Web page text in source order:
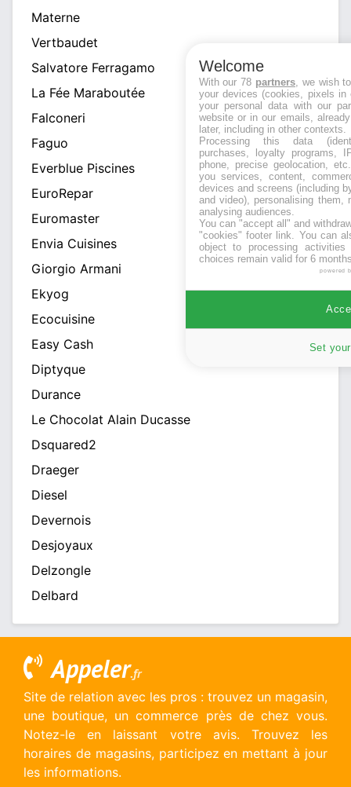
Materne
Vertbaudet
Salvatore Ferragamo
La Fée Maraboutée
Falconeri
Faguo
Everblue Piscines
EuroRepar
Euromaster
Envia Cuisines
Giorgio Armani
Ekyog
Ecocuisine
Easy Cash
Diptyque
Durance
Le Chocolat Alain Ducasse
Dsquared2
Draeger
Diesel
Devernois
Desjoyaux
Delzongle
Delbard
Appeler.fr
Site de relation avec les pros : trouvez un magasin,
une boutique, un commerce près de chez vous.
Notez-le en laissant votre avis. Trouvez les
horaires de magasins, participez en mettant à jour
les informations.
Welcome
With our 78 partners, we wish
your devices (cookies, pixels
your personal data with our
website or in our emails,
later, including in other contexts.
Processing this data
purchases, loyalty programs,
phone, precise geolocation,
you services, content,
devices and screens (including
and video), personalising them,
analysing audiences.
You can "accept all" and
"cookies" footer link. You can
object to processing
choices remain valid for 6
powered
Set